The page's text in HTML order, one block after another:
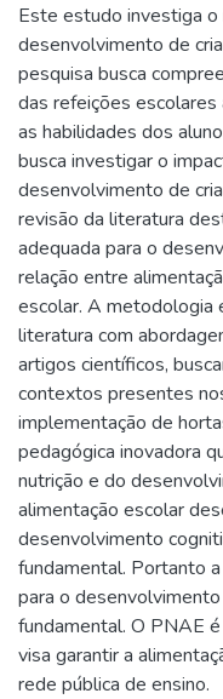
Este estudo investiga
desenvolvimento de
pesquisa busca
das refeições
as habilidades dos
busca investigar o
desenvolvimento de
revisão da literatura
adequada para o
relação entre
escolar. A metodologia
literatura com
artigos científicos,
contextos presentes
implementação de
pedagógica inovadora
nutrição e do
alimentação escolar
desenvolvimento
fundamental. Portanto
para o
fundamental. O PNAE
visa garantir a
rede pública de ensino.